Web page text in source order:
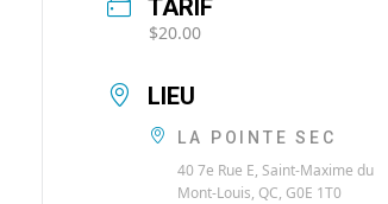
TARIF
$20.00
LIEU
LA POINTE SEC
40 7e Rue E, Saint-Maxime du
Mont-Louis, QC, G0E 1T0